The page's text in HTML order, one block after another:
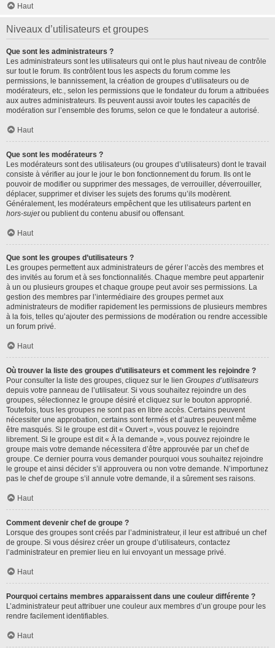
Haut
Niveaux d’utilisateurs et groupes
Que sont les administrateurs ?
Les administrateurs sont les utilisateurs qui ont le plus haut niveau de contrôle
sur tout le forum. Ils contrôlent tous les aspects du forum comme les
permissions, le bannissement, la création de groupes d’utilisateurs ou de
modérateurs, etc., selon les permissions que le fondateur du forum a attribuées
aux autres administrateurs. Ils peuvent aussi avoir toutes les capacités de
modération sur l’ensemble des forums, selon ce que le fondateur a autorisé.
Haut
Que sont les modérateurs ?
Les modérateurs sont des utilisateurs (ou groupes d’utilisateurs) dont le travail
consiste à vérifier au jour le jour le bon fonctionnement du forum. Ils ont le
pouvoir de modifier ou supprimer des messages, de verrouiller, déverrouiller,
déplacer, supprimer et diviser les sujets des forums qu’ils modèrent.
Généralement, les modérateurs empêchent que les utilisateurs partent en
hors-sujetou publient du contenu abusif ou offensant.
Haut
Que sont les groupes d’utilisateurs ?
Les groupes permettent aux administrateurs de gérer l’accès des membres et
des invités au forum et à ses fonctionnalités. Chaque membre peut appartenir
à un ou plusieurs groupes et chaque groupe peut avoir ses permissions. La
gestion des membres par l’intermédiaire des groupes permet aux
administrateurs de modifier rapidement les permissions de plusieurs membres
à la fois, telles qu’ajouter des permissions de modération ou rendre accessible
un forum privé.
Haut
Où trouver la liste des groupes d’utilisateurs et comment les rejoindre ?
Pour consulter la liste des groupes, cliquez sur le lien Groupes d’utilisateurs
depuis votre panneau de l’utilisateur. Si vous souhaitez rejoindre un des
groupes, sélectionnez le groupe désiré et cliquez sur le bouton approprié.
Toutefois, tous les groupes ne sont pas en libre accès. Certains peuvent
nécessiter une approbation, certains sont fermés et d’autres peuvent même
être masqués. Si le groupe est dit « Ouvert », vous pouvez le rejoindre
librement. Si le groupe est dit « À la demande », vous pouvez rejoindre le
groupe mais votre demande nécessitera d’être approuvée par un chef de
groupe. Ce dernier pourra vous demander pourquoi vous souhaitez rejoindre
le groupe et ainsi décider s’il approuvera ou non votre demande. N’importunez
pas le chef de groupe s’il annule votre demande, il a sûrement ses raisons.
Haut
Comment devenir chef de groupe ?
Lorsque des groupes sont créés par l’administrateur, il leur est attribué un chef
de groupe. Si vous désirez créer un groupe d’utilisateurs, contactez
l’administrateur en premier lieu en lui envoyant un message privé.
Haut
Pourquoi certains membres apparaissent dans une couleur différente ?
L’administrateur peut attribuer une couleur aux membres d’un groupe pour les
rendre facilement identifiables.
Haut